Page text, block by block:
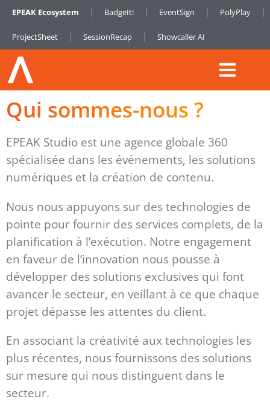
EPEAK Ecosystem BadgeIt! EventSign PolyPlay
ProjectSheet SessionRecap Showcaller AI
Qui sommes-nous ?
EPEAK Studio est une agence globale 360
spécialisée dans les événements, les solutions
numériques et la création de contenu.
Nous nous appuyons sur des technologies de
pointe pour fournir des services complets, de la
planification à l’exécution. Notre engagement
en faveur de l’innovation nous pousse à
développer des solutions exclusives qui font
avancer le secteur, en veillant à ce que chaque
projet dépasse les attentes du client.
En associant la créativité aux technologies les
plus récentes, nous fournissons des solutions
sur mesure qui nous distinguent dans le
secteur.